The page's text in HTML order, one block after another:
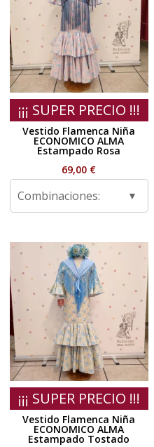
¡¡¡ SUPER PRECIO !!!
Vestido Flamenca Niña
ECONOMICO ALMA
Estampado Rosa
69,00 €
Combinaciones:
¡¡¡ SUPER PRECIO !!!
Vestido Flamenca Niña
ECONOMICO ALMA
Estampado Tostado